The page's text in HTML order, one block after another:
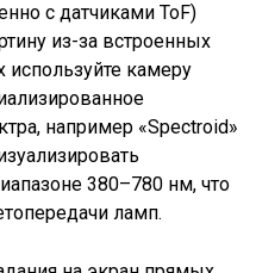
с датчиками ToF)
из-за встроенных
используйте камеру
например «Spectroid»
380–780 нм, что
ламп.